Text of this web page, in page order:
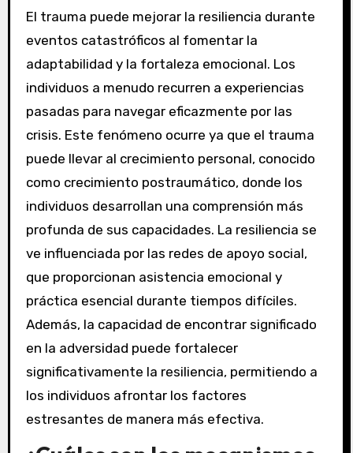
El trauma puede mejorar la resiliencia durante
eventos catastróficos al fomentar la
adaptabilidad y la fortaleza emocional. Los
individuos a menudo recurren a experiencias
pasadas para navegar eficazmente por las
crisis. Este fenómeno ocurre ya que el trauma
puede llevar al crecimiento personal, conocido
como crecimiento postraumático, donde los
individuos desarrollan una comprensión más
profunda de sus capacidades. La resiliencia se
ve influenciada por las redes de apoyo social,
que proporcionan asistencia emocional y
práctica esencial durante tiempos difíciles.
Además, la capacidad de encontrar significado
en la adversidad puede fortalecer
significativamente la resiliencia, permitiendo a
los individuos afrontar los factores
estresantes de manera más efectiva.